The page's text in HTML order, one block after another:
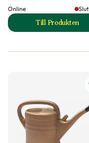
Online
Till Produkten
till